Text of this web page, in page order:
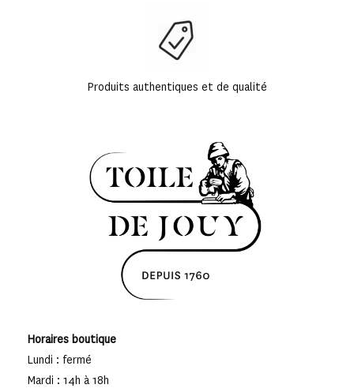
Produits authentiques et de qualité
Horaires boutique
Lundi : fermé
Mardi : 14h à 18h